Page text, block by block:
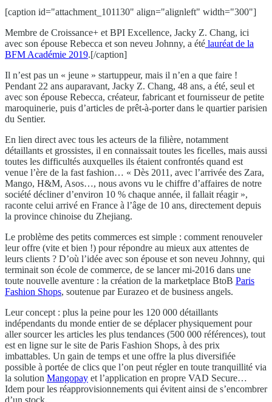
[caption id="attachment_101130" align="alignleft" width="300"]
Membre de Croissance+ et BPI Excellence, Jacky Z. Chang, ici
avec son épouse Rebecca et son neveu Johnny, a été lauréat de la
BFM Académie 2019.[/caption]
Il n’est pas un « jeune » startuppeur, mais il n’en a que faire !
Pendant 22 ans auparavant, Jacky Z. Chang, 48 ans, a été, seul et
avec son épouse Rebecca, créateur, fabricant et fournisseur de petite
maroquinerie, puis d’articles de prêt-à-porter dans le quartier parisien
du Sentier.
En lien direct avec tous les acteurs de la filière, notamment
détaillants et grossistes, il en connaissait toutes les ficelles, mais aussi
toutes les difficultés auxquelles ils étaient confrontés quand est
venue l’ère de la fast fashion… « Dès 2011, avec l’arrivée des Zara,
Mango, H&M, Asos…, nous avons vu le chiffre d’affaires de notre
société décliner d’environ 10 % chaque année, il fallait réagir »,
raconte celui arrivé en France à l’âge de 10 ans, directement depuis
la province chinoise du Zhejiang.
Le problème des petits commerces est simple : comment renouveler
leur offre (vite et bien !) pour répondre au mieux aux attentes de
leurs clients ? D’où l’idée avec son épouse et son neveu Johnny, qui
terminait son école de commerce, de se lancer mi-2016 dans une
toute nouvelle aventure : la création de la marketplace BtoB Paris
Fashion Shops, soutenue par Eurazeo et de business angels.
Leur concept : plus la peine pour les 120 000 détaillants
indépendants du monde entier de se déplacer physiquement pour
aller sourcer les articles les plus tendances (500 000 références), tout
est en ligne sur le site de Paris Fashion Shops, à des prix
imbattables. Un gain de temps et une offre la plus diversifiée
possible à portée de clics que l’on peut régler en toute tranquillité via
la solution Mangopay et l’application en propre VAD Secure…
Idem pour les réapprovisionnements qui évitent ainsi de s’encombrer
d’un stock.